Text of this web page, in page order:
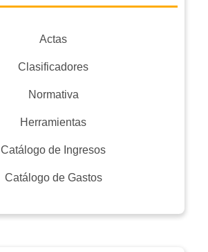
Actas
Clasificadores
Normativa
Herramientas
Catálogo de Ingresos
Catálogo de Gastos